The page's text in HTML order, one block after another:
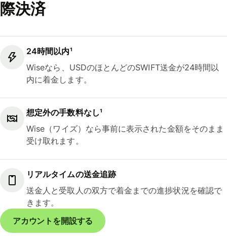
際決済
24時間以内¹
Wiseなら、USDのほとんどのSWIFT送金が24時間以
内に着金します。
想定外の手数料なし¹
Wise（ワイズ）なら事前に表示された金額をそのまま
受け取れます。
リアルタイムの送金追跡
送金人と受取人の双方で着金までの進捗状況を確認で
きます。
アカウントを開設する